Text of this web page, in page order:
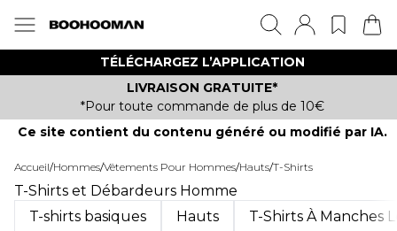
TÉLÉCHARGEZ L’APPLICATION
LIVRAISON GRATUITE*
*Pour toute commande de plus de 10€
Ce site contient du contenu généré ou modifié par IA.
Accueil/Hommes/Vêtements Pour Hommes/Hauts/T-Shirts
T-Shirts et Débardeurs Homme
T-shirts basiques
Hauts T-Shirts À Manches